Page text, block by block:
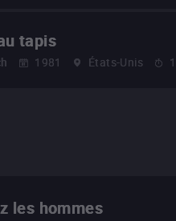
tapis
1981 États-Unis
les hommes